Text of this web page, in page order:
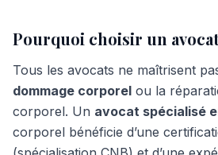
Pourquoi choisir un
Tous les avocats ne maîtrisent
dommage corporel ou la
corporel. Un avocat spécialisé
corporel bénéficie d’une